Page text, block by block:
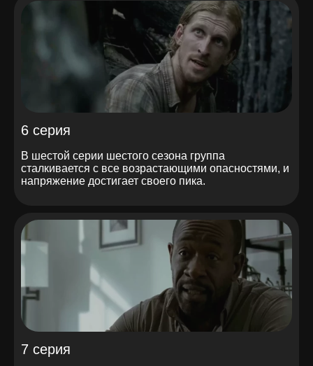
6 серия
В шестой серии шестого сезона группа
сталкивается с все возрастающими опасностями, и
напряжение достигает своего пика.
7 серия